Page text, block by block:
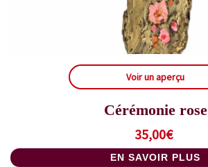
Voir un aperçu
Cérémonie rose
35,00€
EN SAVOIR PLUS